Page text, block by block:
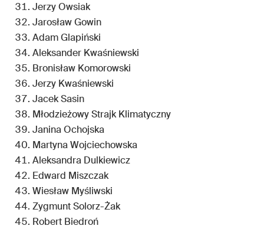
Jerzy Owsiak
Jarosław Gowin
Adam Glapiński
Aleksander Kwaśniewski
Bronisław Komorowski
Jerzy Kwaśniewski
Jacek Sasin
Młodzieżowy Strajk Klimatyczny
Janina Ochojska
Martyna Wojciechowska
Aleksandra Dulkiewicz
Edward Miszczak
Wiesław Myśliwski
Zygmunt Solorz-Żak
Robert Biedroń